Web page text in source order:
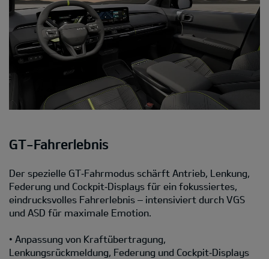
GT-Fahrerlebnis
Der spezielle GT‑Fahrmodus schärft Antrieb, Lenkung,
Federung und Cockpit‑Displays für ein fokussiertes,
eindrucksvolles Fahrerlebnis – intensiviert durch VGS
und ASD für maximale Emotion.
• Anpassung von Kraftübertragung,
Lenkungsrückmeldung, Federung und Cockpit‑Displays